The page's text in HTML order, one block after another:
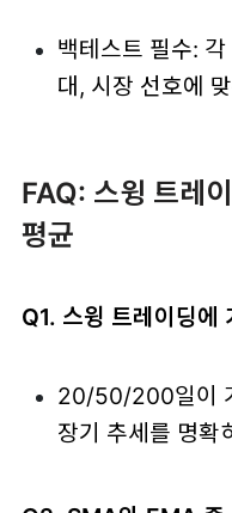
백테스트 필수:
대, 시장 선호에
FAQ: 스윙 트레
평균
Q1. 스윙 트레이딩에
20/50/200일이
장기 추세를 명확